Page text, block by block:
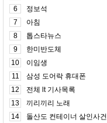
6
정보석
7
아침
8
톱스타뉴스
9
한미반도체
10
이임생
11
삼성 도어락 휴대폰
12
전체 lt 기사목록
13
끼리끼리 노래
14
돌산도 컨테이너 살인사건